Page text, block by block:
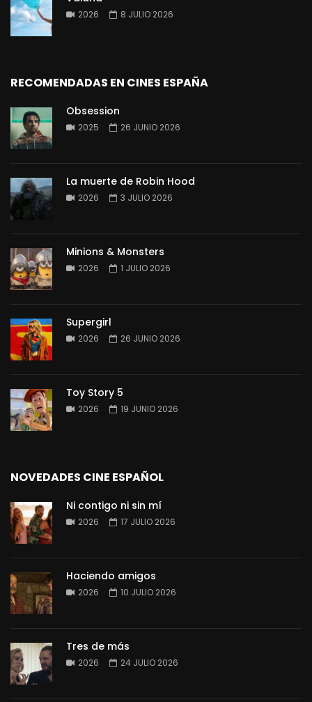
2026 8 JULIO 2026
RECOMENDADAS EN CINES ESPAÑA
Obsession
2025 26 JUNIO 2026
La muerte de Robin Hood
2026 3 JULIO 2026
Minions & Monsters
2026 1 JULIO 2026
Supergirl
2026 26 JUNIO 2026
Toy Story 5
2026 19 JUNIO 2026
NOVEDADES CINE ESPAÑOL
Ni contigo ni sin mí
2026 17 JULIO 2026
Haciendo amigos
2026 10 JULIO 2026
Tres de más
2026 24 JULIO 2026